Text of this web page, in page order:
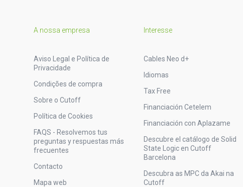
A nossa empresa
Aviso Legal e Política de
Privacidade
Condições de compra
Sobre o Cutoff
Política de Cookies
FAQS - Resolvemos tus
preguntas y respuestas más
frecuentes
Contacto
Mapa web
Interesse
Cables Neo d+
Idiomas
Tax Free
Financiación Cetelem
Financiación con Aplazame
Descubre el catálogo de Solid
State Logic en Cutoff
Barcelona
Descubra as MPC da Akai na
Cutoff